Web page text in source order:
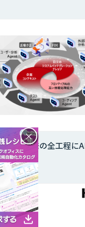
miibo
DELTA AI AGENT シ
ニーズを理解する対
「AI’mON for 展示会
テム開発の全工程に
×